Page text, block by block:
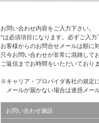
お問い合わせ内容をご入力下さい。
*は必須項目になります。必ずご入力
お客様からのお問合せメールは順に
只今お問い合わせが非常に混雑して
ご返信までお時間をいただいており
※キャリア・プロバイダ各社の規定
メールが届かない場合は迷惑メー
お問い合わせ施設